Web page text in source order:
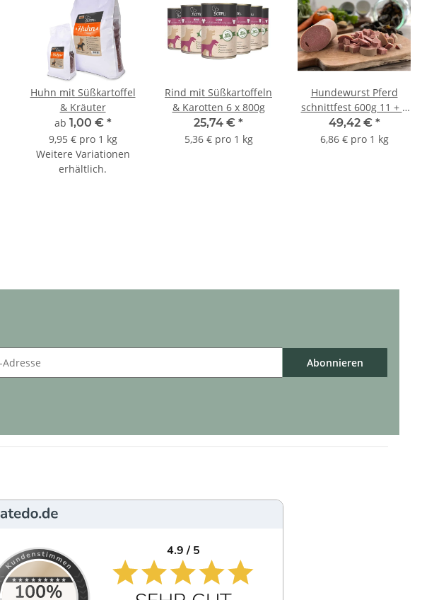
Huhn mit Süßkartoffel
& Kräuter
ab 1,00 € *
9,95 € pro 1 kg
Weitere Variationen
erhältlich.
Rind mit Süßkartoffeln
& Karotten 6 x 800g
25,74 € *
5,36 € pro 1 kg
Hundewurst Pferd
schnittfest 600g 11 + 1
Gratis
49,42 € *
6,86 € pro 1 kg
Abonnieren
4.9 / 5